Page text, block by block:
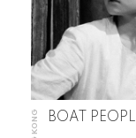
BOAT